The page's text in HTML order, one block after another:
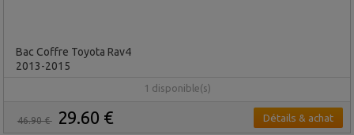
Bac Coffre Toyota Rav4
2013-2015
1 disponible(s)
46.90 € 29.60 € Détails & achat